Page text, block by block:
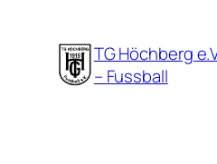
springen
TG Höchberg
– Fussball